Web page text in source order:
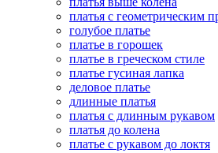
платья с геометрическим
голубое платье
платье в горошек
платье в греческом стиле
платье гусиная лапка
деловое платье
длинные платья
платья с длинным рукавом
платья до колена
платье с рукавом до локтя